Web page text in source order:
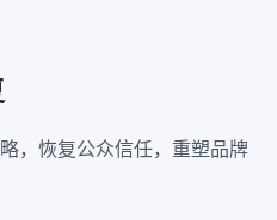
，恢复公众信任，重塑品牌